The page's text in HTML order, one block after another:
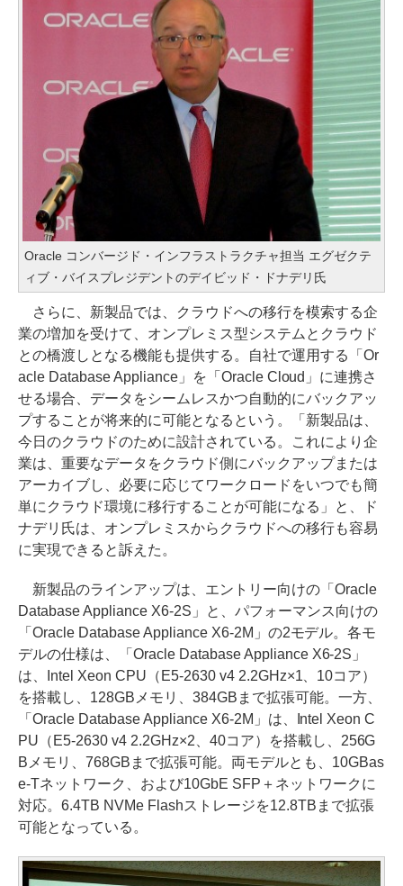
Oracle コンバージド・インフラストラクチャ担当 エグゼクテ
ィブ・バイスプレジデントのデイビッド・ドナデリ氏
さらに、新製品では、クラウドへの移行を模索する企
業の増加を受けて、オンプレミス型システムとクラウド
との橋渡しとなる機能も提供する。自社で運用する「Or
acle Database Appliance」を「Oracle Cloud」に連携さ
せる場合、データをシームレスかつ自動的にバックアッ
プすることが将来的に可能となるという。「新製品は、
今日のクラウドのために設計されている。これにより企
業は、重要なデータをクラウド側にバックアップまたは
アーカイブし、必要に応じてワークロードをいつでも簡
単にクラウド環境に移行することが可能になる」と、ド
ナデリ氏は、オンプレミスからクラウドへの移行も容易
に実現できると訴えた。
新製品のラインアップは、エントリー向けの「Oracle
Database Appliance X6-2S」と、パフォーマンス向けの
「Oracle Database Appliance X6-2M」の2モデル。各モ
デルの仕様は、「Oracle Database Appliance X6-2S」
は、Intel Xeon CPU（E5-2630 v4 2.2GHz×1、10コア）
を搭載し、128GBメモリ、384GBまで拡張可能。一方、
「Oracle Database Appliance X6-2M」は、Intel Xeon C
PU（E5-2630 v4 2.2GHz×2、40コア）を搭載し、256G
Bメモリ、768GBまで拡張可能。両モデルとも、10GBas
e-Tネットワーク、および10GbE SFP＋ネットワークに
対応。6.4TB NVMe Flashストレージを12.8TBまで拡張
可能となっている。